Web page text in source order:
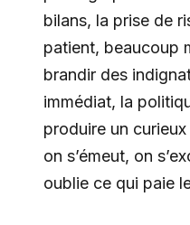
bilans, la prise de
patient, beaucoup
brandir des
immédiat, la
produire un
on s’émeut, on
oublie ce qui paie